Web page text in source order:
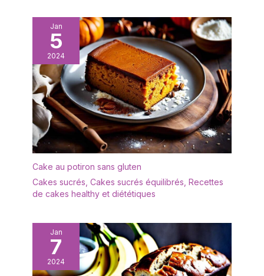
à passer du congélateur
au four est [ratique pour
la précuisson et le
réchauffage des produits
congelés lorsque
nécessaire, afin de
garder les pâtisseries
fraîches plus longtemps
ANTIADHÉSIF : Démoulez
facilement vos gâteaux
grâce à ce revêtement
Libère les gâteaux et les
pâtisseries à chaque
utilisation ; L'antiadhésif
BPA DURABLE Moule à
gâteau en acier au
carbone avec clip en
acier ; Convient pour
réfrigérateur et
Jan
5
2024
Cake au potiron sans gluten
Cakes sucrés Cakes sucrés équilibrés Recettes
de cakes healthy et diététiques
Jan
7
2024